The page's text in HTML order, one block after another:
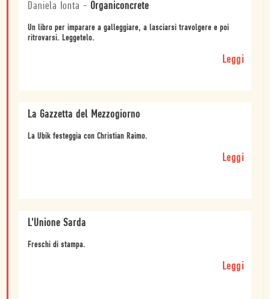
Daniela Ionta - Organiconcrete
Un libro per imparare a galleggiare, a lasciarsi travolgere e poi
ritrovarsi. Leggetelo.
Leggi
La Gazzetta del Mezzogiorno
La Ubik festeggia con Christian Raimo.
Leggi
L'Unione Sarda
Freschi di stampa.
Leggi